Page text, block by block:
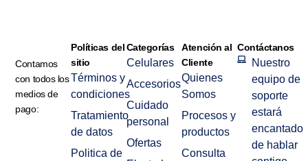
Contamos
con todos los
medios de
pago:
Políticas del
sitio
Términos y
condiciones
Tratamiento
de datos
Politica de
Categorías
Celulares
Accesorios
Cuidado
personal
Ofertas
Atención al
Cliente
Quienes
Somos
Procesos y
productos
Consulta
Contáctanos
Nuestro
equipo de
soporte
estará
encantado
de hablar